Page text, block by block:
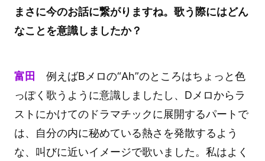
まさに今のお話に繋がりますね。歌う際にはどん
なことを意識しましたか？
富田 例えばBメロの“Ah”のところはちょっと色
っぽく歌うように意識しましたし、Dメロからラ
ストにかけてのドラマチックに展開するパートで
は、自分の内に秘めている熱さを発散するよう
な、叫びに近いイメージで歌いました。私はよく